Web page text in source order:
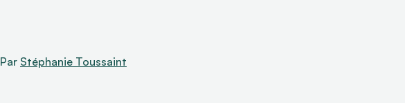
Par Stéphanie Toussaint